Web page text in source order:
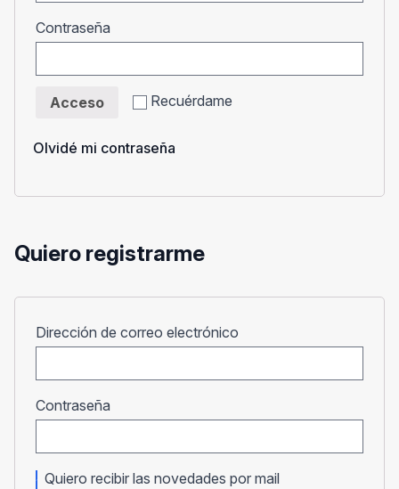
Contraseña
Recuérdame
Acceso
Olvidé mi contraseña
Quiero registrarme
Dirección de correo electrónico
Contraseña
Quiero recibir las novedades por mail